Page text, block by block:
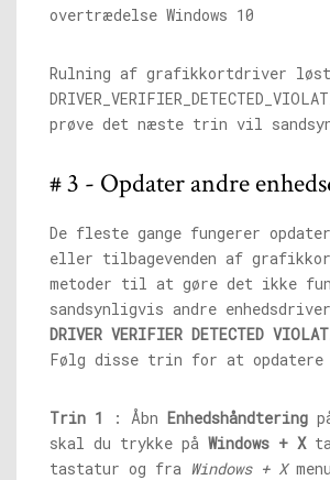
Rulning af grafikkortdriver
prøve det næste trin vil
# 3 - Opdater andre
De fleste gange fungerer
eller tilbagevenden af
metoder til at gøre det ikke
sandsynligvis andre
DRIVER VERIFIER DETECTED
Følg disse trin for at opdatere
Trin 1 : Åbn Enhedshåndtering
skal du trykke på Windows + X
tastatur og fra Windows + X